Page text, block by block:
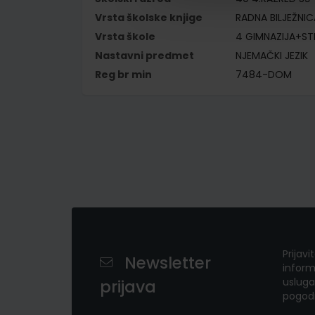
Vrsta školske knjige
RADNA
Vrsta škole
4
Nastavni predmet
NJEMAČKI JEZIK
Reg br min
7484-DOM
Newsletter
prijava